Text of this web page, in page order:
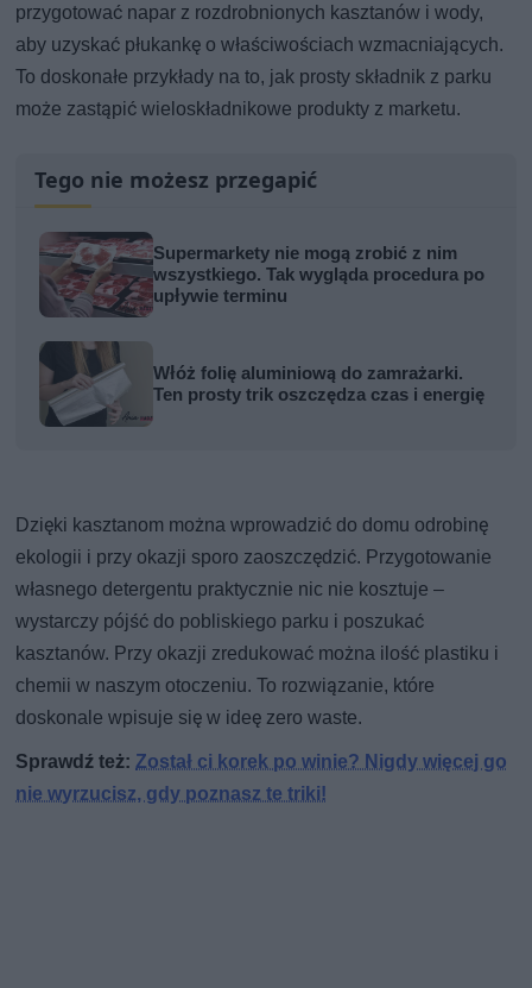
przygotować napar z rozdrobnionych kasztanów i wody,
aby uzyskać płukankę o właściwościach wzmacniających.
To doskonałe przykłady na to, jak prosty składnik z parku
może zastąpić wieloskładnikowe produkty z marketu.
Tego nie możesz przegapić
Supermarkety nie mogą zrobić z nim
wszystkiego. Tak wygląda procedura po
upływie terminu
Włóż folię aluminiową do zamrażarki.
Ten prosty trik oszczędza czas i energię
Dzięki kasztanom można wprowadzić do domu odrobinę
ekologii i przy okazji sporo zaoszczędzić. Przygotowanie
własnego detergentu praktycznie nic nie kosztuje –
wystarczy pójść do pobliskiego parku i poszukać
kasztanów. Przy okazji zredukować można ilość plastiku i
chemii w naszym otoczeniu. To rozwiązanie, które
doskonale wpisuje się w ideę zero waste.
Sprawdź też:Został ci korek po winie? Nigdy więcej go
nie wyrzucisz, gdy poznasz te triki!